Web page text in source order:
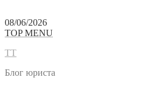
Перейти
к
08/06/2026
TOP MENU
TT
Блог юриста